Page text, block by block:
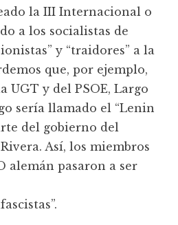
la III Internacional o
a los socialistas de
y “traidores” a la
que, por ejemplo,
UGT y del PSOE, Largo
sería llamado el “Lenin
del gobierno del
Así, los miembros
alemán pasaron a ser